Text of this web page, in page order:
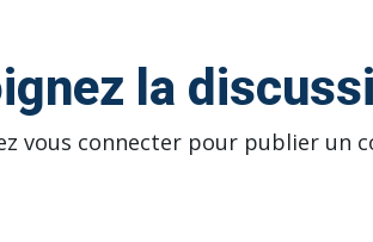
la
vous connecter pour publier un